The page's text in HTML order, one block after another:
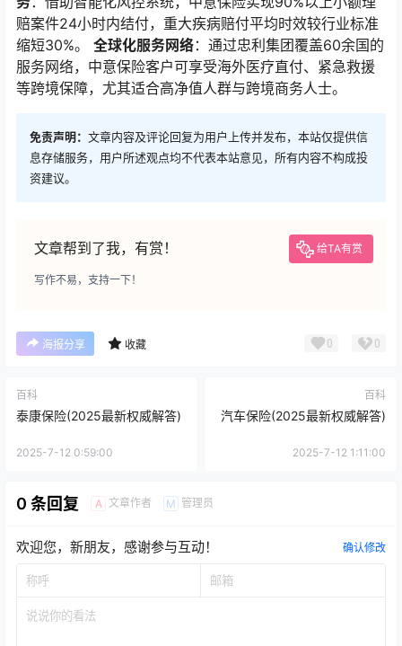
赔案件24小时内结付，重大疾病赔付平均时效较行业标准
缩短30%。 全球化服务网络：通过忠利集团覆盖60余国的
服务网络，中意保险客户可享受海外医疗直付、紧急救援
等跨境保障，尤其适合高净值人群与跨境商务人士。
免责声明： 文章内容及评论回复为用户上传并发布，本站仅提供信
息存储服务，用户所述观点均不代表本站意见，所有内容不构成投
资建议。
文章帮到了我，有赏！ 给TA有赏
写作不易，支持一下！
海报分享 收藏 0 0
百科
泰康保险(2025最新权威解答)
2025-7-12 0:59:00
百科
汽车保险(2025最新权威解答)
2025-7-12 1:11:00
0 条回复 A 文章作者 M 管理员
欢迎您，新朋友，感谢参与互动！ 确认修改